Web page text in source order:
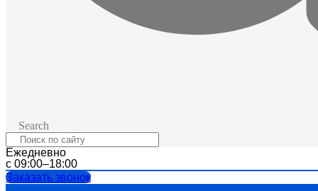
Search
Ежедневно
с 09:00–18:00
Заказать звонок